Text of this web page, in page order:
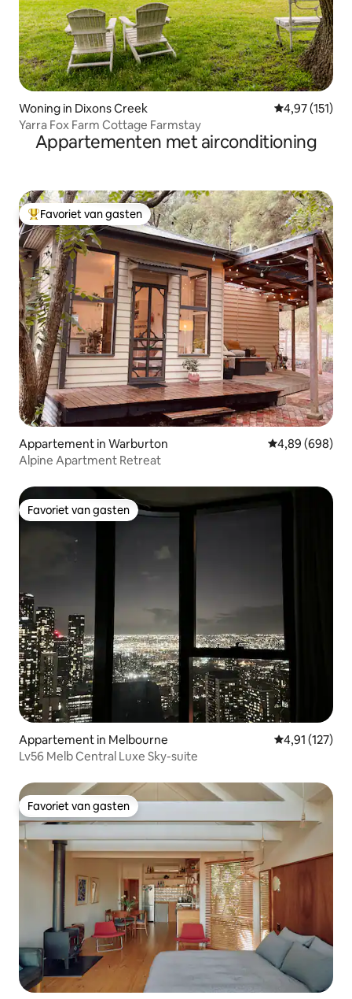
Woning in Dixons Creek Gemiddelde
4,97 (151)
Yarra Fox Farm Cottage Farmstay
Appartementen met airconditioning
Topfavoriet van gasten
Favoriet van gasten
Appartement in Warburton Gemiddelde
4,89 (698)
Alpine Apartment Retreat
Favoriet van gasten
Favoriet van gasten
Appartement in Melbourne Gemiddelde
4,91 (127)
Lv56 Melb Central Luxe Sky-suite
Favoriet van gasten
Favoriet van gasten